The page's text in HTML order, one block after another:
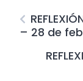
– 28 de